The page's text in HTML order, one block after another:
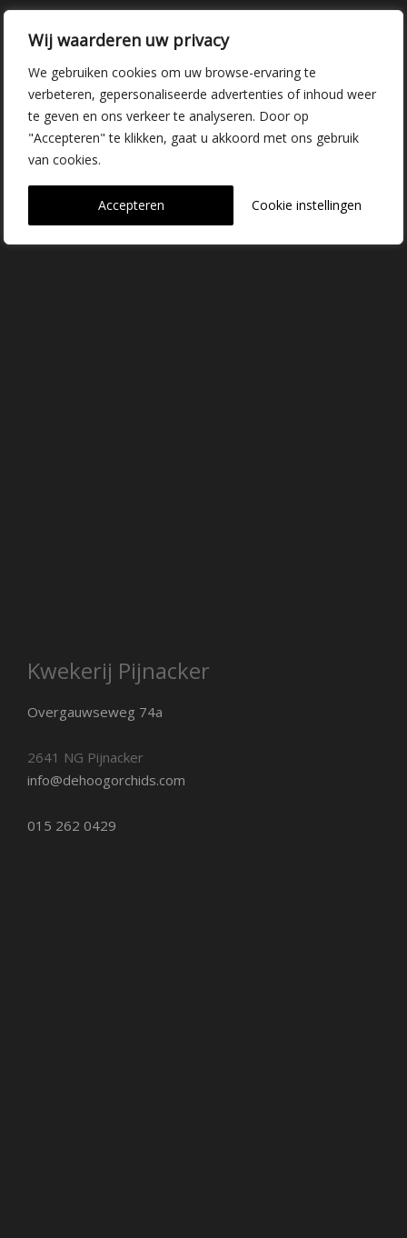
Wij waarderen uw privacy
We gebruiken cookies om uw browse-ervaring te
verbeteren, gepersonaliseerde advertenties of inhoud weer
te geven en ons verkeer te analyseren. Door op
"Accepteren" te klikken, gaat u akkoord met ons gebruik
van cookies.
Cookie instellingen
Accepteren
Kwekerij Delfgauw
2645 AW Delfgauw
info@dehoogorchids.com
Kwekerij Pijnacker
Overgauwseweg 74a
2641 NG Pijnacker
info@dehoogorchids.com
015 262 0429